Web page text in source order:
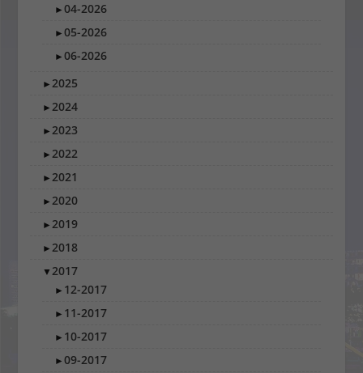
►04-2026
►05-2026
►06-2026
►2025
►2024
►2023
►2022
►2021
►2020
►2019
►2018
▼2017
► 12-2017
► 11-2017
► 10-2017
►09-2017